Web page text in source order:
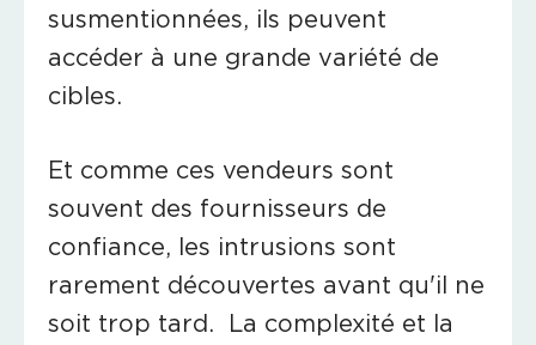
susmentionnées, ils peuvent
accéder à une grande variété de
cibles.
Et comme ces vendeurs sont
souvent des fournisseurs de
confiance, les intrusions sont
rarement découvertes avant qu'il ne
soit trop tard. La complexité et la